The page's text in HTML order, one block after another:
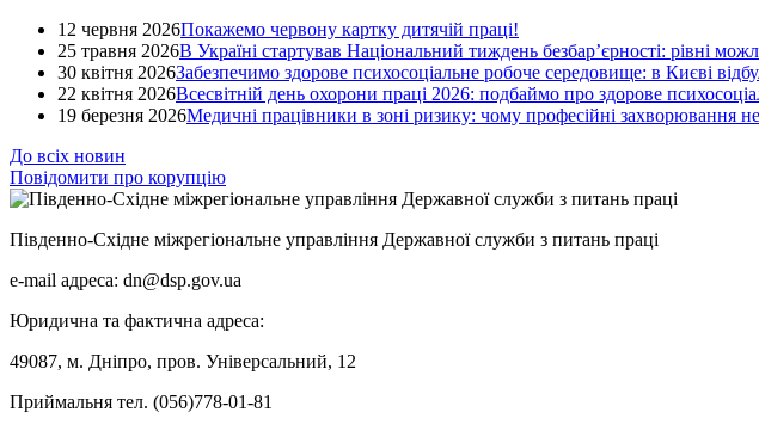
12 червня 2026Покажемо червону картку дитячій праці!
25 травня 2026В Україні стартував Національний тиждень безбар’єрності: рівні
30 квітня 2026Забезпечимо здорове психосоціальне робоче середовище: в Києві
22 квітня 2026Всесвітній день охорони праці 2026: подбаймо про здорове
19 березня 2026Медичні працівники в зоні ризику: чому професійні захворювання
До всіх новин
Повідомити про корупцію
Південно-Східне міжрегіональне управління Державної служби з питань праці
e-mail адреса: dn@dsp.gov.ua
Юридична та фактична адреса:
49087, м. Дніпро, пров. Універсальний, 12
Приймальня тел. (056)778-01-81